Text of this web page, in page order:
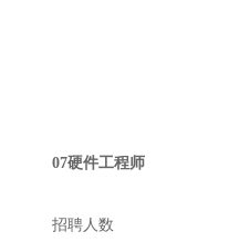
07硬件工程师
招聘人数